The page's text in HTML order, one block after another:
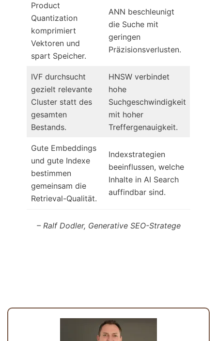
Product
Quantization
komprimiert
Vektoren und
spart Speicher.
ANN beschleunigt
die Suche mit
geringen
Präzisionsverlusten.
IVF durchsucht
gezielt relevante
Cluster statt des
gesamten
Bestands.
HNSW verbindet
hohe
Suchgeschwindigkeit
mit hoher
Treffergenauigkeit.
Gute Embeddings
und gute Indexe
bestimmen
gemeinsam die
Retrieval-Qualität.
Indexstrategien
beeinflussen, welche
Inhalte in AI Search
auffindbar sind.
– Ralf Dodler, Generative SEO-Stratege